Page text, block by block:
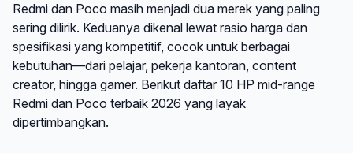
Redmi dan Poco masih menjadi dua merek yang paling
sering dilirik. Keduanya dikenal lewat rasio harga dan
spesifikasi yang kompetitif, cocok untuk berbagai
kebutuhan—dari pelajar, pekerja kantoran, content
creator, hingga gamer. Berikut daftar 10 HP mid-range
Redmi dan Poco terbaik 2026 yang layak
dipertimbangkan.